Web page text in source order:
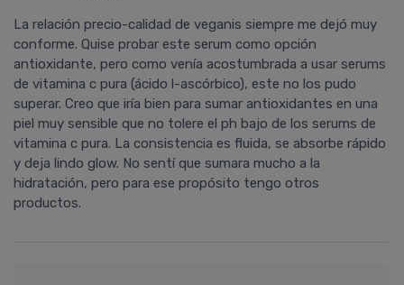
La relación precio-calidad de veganis siempre me dejó muy
conforme. Quise probar este serum como opción
antioxidante, pero como venía acostumbrada a usar serums
de vitamina c pura (ácido l-ascórbico), este no los pudo
superar. Creo que iría bien para sumar antioxidantes en una
piel muy sensible que no tolere el ph bajo de los serums de
vitamina c pura. La consistencia es fluida, se absorbe rápido
y deja lindo glow. No sentí que sumara mucho a la
hidratación, pero para ese propósito tengo otros
productos.